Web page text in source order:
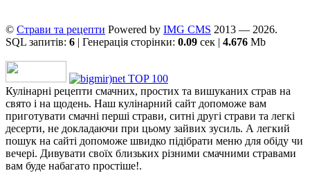
© Страви та рецепти Powered by ІMG CMS 2013 — 2026.
SQL запитів: 6 | Генерація сторінки: 0.09 сек | 4.676 Mb
Кулінарні рецепти смачних, простих та вишуканих страв на
свято і на щодень. Наш кулінарний сайт допоможе вам
приготувати смачні перші страви, ситні другі страви та легкі
десерти, не докладаючи при цьому зайвих зусиль. А легкий
пошук на сайті допоможе швидко підібрати меню для обіду чи
вечері. Дивувати своїх близьких різними смачними стравами
вам буде набагато простіше!.